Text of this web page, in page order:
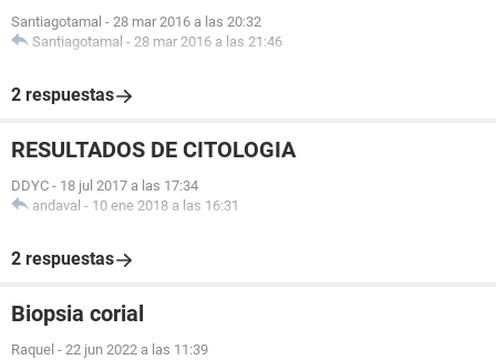
Santiagotamal - 28 mar 2016 a las 20:32
Santiagotamal - 28 mar 2016 a las 21:46
2 respuestas
RESULTADOS DE CITOLOGIA
DDYC - 18 jul 2017 a las 17:34
andaval - 10 ene 2018 a las 16:31
2 respuestas
Biopsia corial
Raquel - 22 jun 2022 a las 11:39